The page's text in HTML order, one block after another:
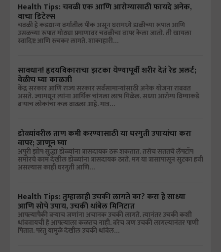
Health Tips: चवळी एक आणि आरोग्यासाठी फायदे अनेक,
वाचा डिटेल्स
चवळी हे कडधान्य वर्गातील पीक असून घरामध्ये डाळीच्या रूपात आणि
उसळच्या रूपात मोठ्या प्रमाणावर चवळीचा वापर केला जातो. ती खायला
स्वादिष्ट आणि रुचकर लागते. शाकाहारी…
सावधान! हृदयविकाराचा झटका येण्यापूर्वी शरीर देतं रेड अलर्ट;
वेळीच घ्या काळजी
केंद्र सरकार आणि राज्य सरकार सर्वसामान्यांसाठी अनेक योजना राबवत
असते. ज्यामधून त्यांना आर्थिक चांगला लाभ मिळेल. सध्या आरोग्य विम्याकडे
बऱ्याच लोकांचा कल वाढला आहे. मात्र…
डोळ्यांवरील ताण कमी करण्यासाठी या घरगुती उपायांचा करा
वापर; जाणून घ्या
अपुरी झोप सुद्धा डोळ्यांना त्रासदायक ठरू शकतात. तसेच सततचे लॅपटॉप
समोरचे काम देखील डोळ्यांना त्रासदायक ठरते. मग या त्रासापासून सुटका हवी
असल्यास काही घरगुती आणि…
Health Tips: तुम्हालाही उचकी लागते का? करा हे साध्या
आणि सोपे उपाय, उचकी थांबेल मिनिटात
आपल्यापैकी बऱ्याच जणांना अचानक उचकी लागते. त्यानंतर उचकी कशी
थांबवायची हे आपल्याला कळतच नाही. बरेच जण उचकी लागल्यानंतर पाणी
पितात. परंतु यामुळे देखील उचकी थांबेल…